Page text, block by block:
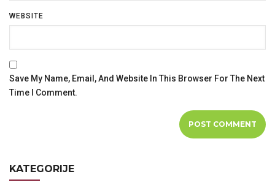
WEBSITE
Save My Name, Email, And Website In This Browser For The Next
Time I Comment.
KATEGORIJE